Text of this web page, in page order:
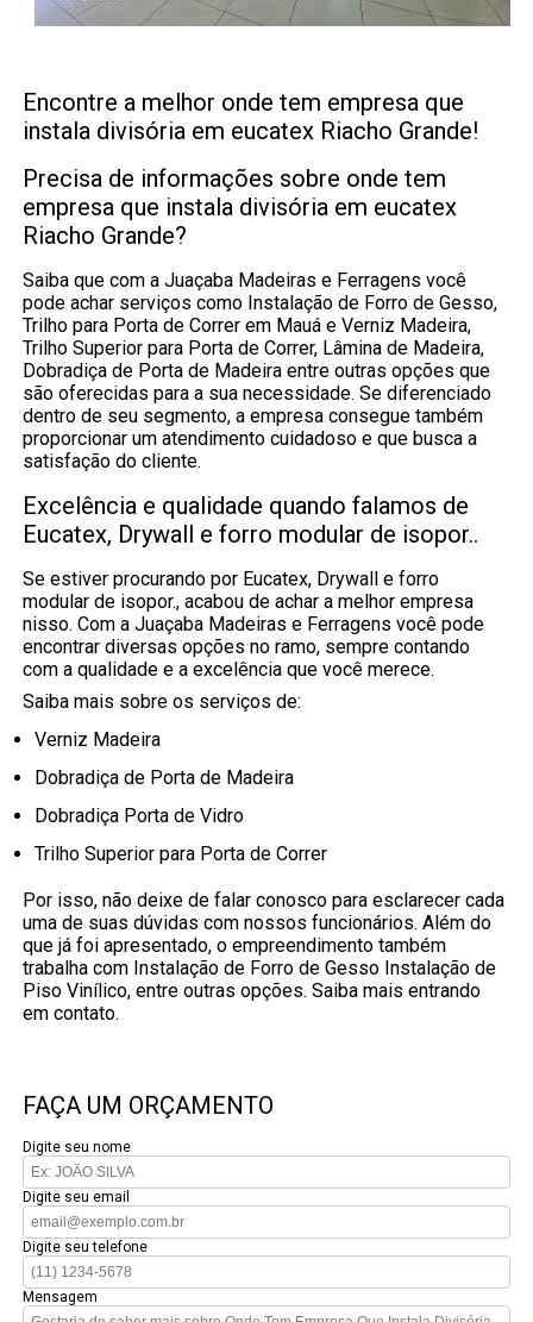
Encontre a melhor onde tem empresa que
instala divisória em eucatex Riacho Grande!
Precisa de informações sobre onde tem
empresa que instala divisória em eucatex
Riacho Grande?
Saiba que com a Juaçaba Madeiras e Ferragens você
pode achar serviços como Instalação de Forro de Gesso,
Trilho para Porta de Correr em Mauá e Verniz Madeira,
Trilho Superior para Porta de Correr, Lâmina de Madeira,
Dobradiça de Porta de Madeira entre outras opções que
são oferecidas para a sua necessidade. Se diferenciado
dentro de seu segmento, a empresa consegue também
proporcionar um atendimento cuidadoso e que busca a
satisfação do cliente.
Excelência e qualidade quando falamos de
Eucatex, Drywall e forro modular de isopor..
Se estiver procurando por Eucatex, Drywall e forro
modular de isopor., acabou de achar a melhor empresa
nisso. Com a Juaçaba Madeiras e Ferragens você pode
encontrar diversas opções no ramo, sempre contando
com a qualidade e a excelência que você merece.
Saiba mais sobre os serviços de:
Verniz Madeira
Dobradiça de Porta de Madeira
Dobradiça Porta de Vidro
Trilho Superior para Porta de Correr
Por isso, não deixe de falar conosco para esclarecer cada
uma de suas dúvidas com nossos funcionários. Além do
que já foi apresentado, o empreendimento também
trabalha com Instalação de Forro de Gesso Instalação de
Piso Vinílico, entre outras opções. Saiba mais entrando
em contato.
FAÇA UM ORÇAMENTO
Digite seu nome
Digite seu email
Digite seu telefone
Mensagem